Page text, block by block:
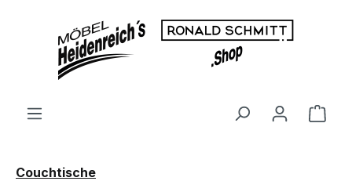
Zum Hauptinhalt springen
Couchtische